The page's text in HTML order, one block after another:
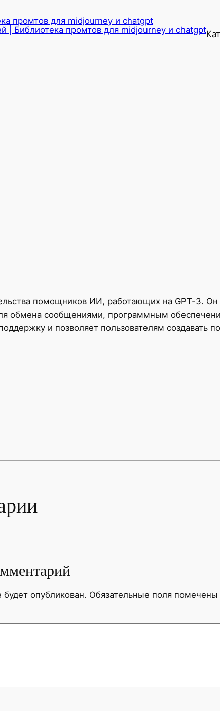
промтов для midjourney и chatgpt
помощников ИИ, работающих на GPT-3. Он
обмена сообщениями, программным
и позволяет пользователям создавать
опубликован. Обязательные поля помечены